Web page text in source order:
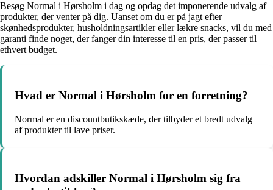
Besøg Normal i Hørsholm i dag og opdag det imponerende udvalg af
produkter, der venter på dig. Uanset om du er på jagt efter
skønhedsprodukter, husholdningsartikler eller lækre snacks, vil du med
garanti finde noget, der fanger din interesse til en pris, der passer til
ethvert budget.
Hvad er Normal i Hørsholm for en forretning?
Normal er en discountbutikskæde, der tilbyder et bredt udvalg
af produkter til lave priser.
Hvordan adskiller Normal i Hørsholm sig fra